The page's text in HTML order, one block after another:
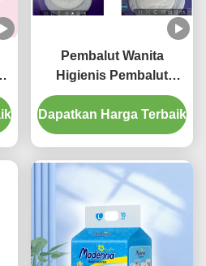
Pembalut Wanita
Higienis Pembalut
Alami Sekali Pakai
Untuk Periode
Dapatkan Harga Terbaik